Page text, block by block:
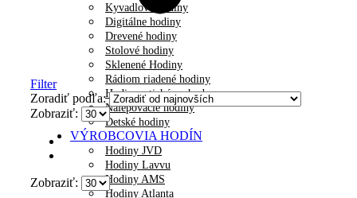
Kyvadlové hodiny
Digitálne hodiny
Drevené hodiny
Stolové hodiny
Sklenené Hodiny
Rádiom riadené hodiny
Hodiny s tichým chodom
Nalepovacie hodiny
Detské hodiny
VÝROBCOVIA HODÍN
Hodiny JVD
Hodiny Lavvu
Hodiny AMS
Hodiny Atlanta
Filter
Zoradiť podľa:
Zobraziť:
Zobraziť: